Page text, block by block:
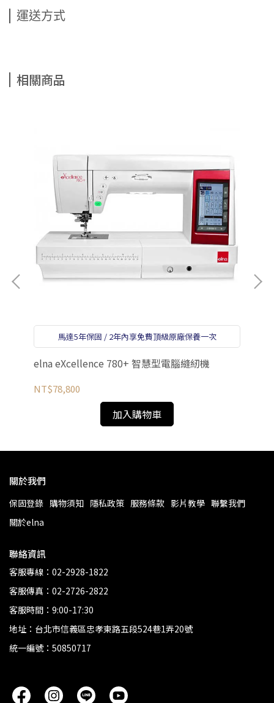
運送方式
相關商品
馬達5年保固 / 2年內享免費頂級原廠保養一次
elna eXcellence 780+ 智慧型電腦縫紉機
NT$78,800
加入購物車
關於我們
保固登錄 購物須知 隱私政策 服務條款 影片教學 聯繫我們
關於elna
聯絡資訊
客服專線：02-2928-1822
客服傳真：02-2726-2822
客服時間：9:00-17:30
地址：台北市信義區忠孝東路五段524巷1弄20號
統一編號：50850717